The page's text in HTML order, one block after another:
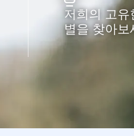
저희의 고
별을 찾아보